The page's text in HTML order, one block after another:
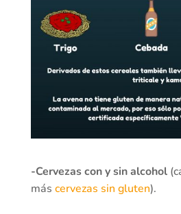
-Cervezas con y sin alcohol
más cervezas sin gluten).